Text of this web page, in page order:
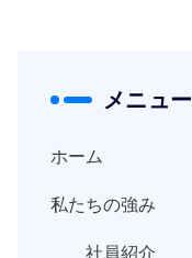
メニュー
ホーム
私たちの強み
社員紹介